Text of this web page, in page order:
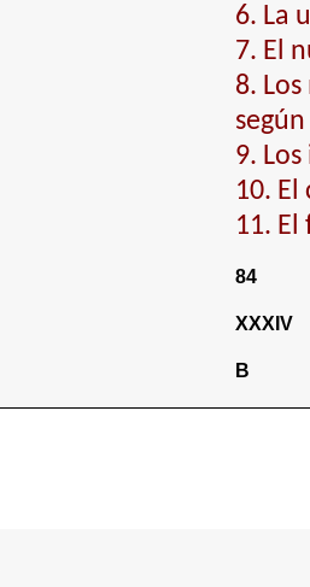
6. La
7. El
8.
9.
10.
11.
84
XXXIV
B